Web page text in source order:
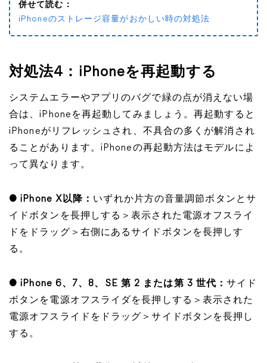
併せて読む：
iPhoneのストレージ容量がおかしい時の対処法
対処法4：iPhoneを再起動する
システムエラーやアプリのバグで緑の点が消えない場
合は、iPhoneを再起動してみましょう。再起動すると
iPhoneがリフレッシュされ、不具合の多くが解消され
ることがあります。iPhoneの再起動方法はモデルによ
って異なります。
● iPhone X以降： いずれか片方の音量調節ボタンとサ
イドボタンを長押しする＞表示された電源オフスライ
ドをドラッグ＞右側にあるサイドボタンを長押しす
る。
● iPhone 6、7、8、SE 第 2 または第 3 世代：サイド
ボタンを電源オフスライダを長押しする＞表示された
電源オフスライドをドラッグ＞サイドボタンを長押し
する。